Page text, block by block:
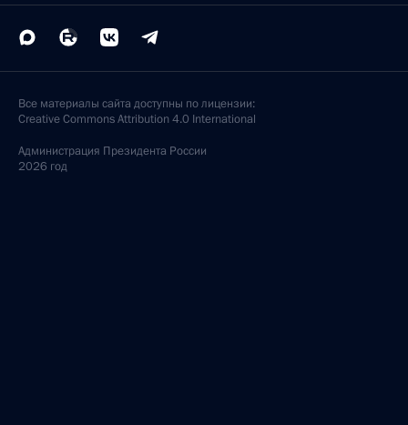
Все материалы сайта доступны по лицензии:
Creative Commons Attribution 4.0 International
Администрация Президента России
2026 год